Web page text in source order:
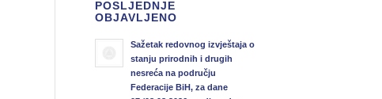
POSLJEDNJE
OBJAVLJENO
Sažetak redovnog izvještaja o
stanju prirodnih i drugih
nesreća na području
Federacije BiH, za dane